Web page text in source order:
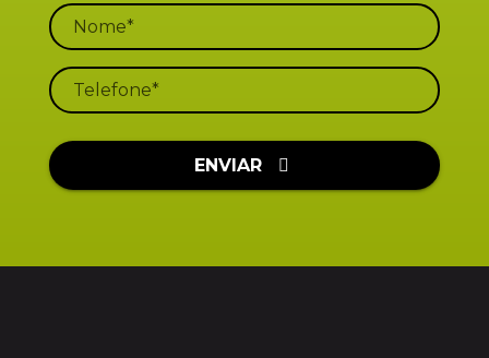
ENVIAR